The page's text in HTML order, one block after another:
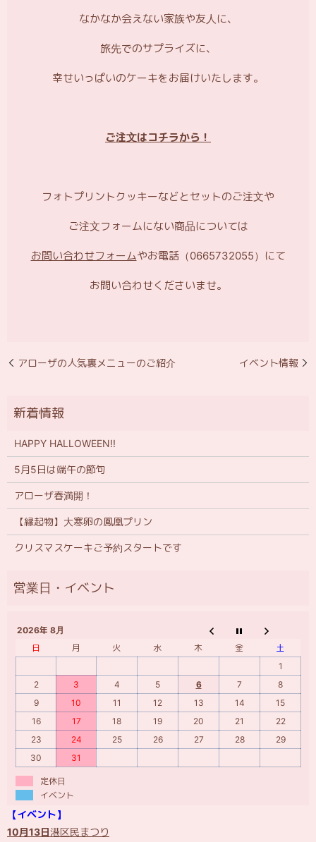
なかなか会えない家族や友人に、
旅先でのサプライズに、
幸せいっぱいのケーキをお届けいたします。
ご注文はコチラから！
フォトプリントクッキーなどとセットのご注文や
ご注文フォームにない商品については
お問い合わせフォームやお電話（0665732055）にて
お問い合わせくださいませ。
アローザの人気裏メニューのご紹介 イベント情報
HAPPY HALLOWEEN!!
5月5日は端午の節句
アローザ春満開！
【縁起物】大寒卵の鳳凰プリン
クリスマスケーキご予約スタートです
2026年 8月
日
月 火 水 木 金
土
1
2
3 4 5 6 7
8
9
10 11 12 13 14
15
16
17 18 19 20 21
22
23
24 25 26 27 28
29
30
31
定休日
イベント
【イベント】
10月13日港区民まつり